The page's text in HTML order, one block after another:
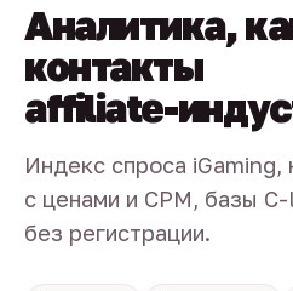
Аналитика,
контакты
affiliate-
Индекс спроса iGaming,
с ценами и CPM, базы
без регистрации.